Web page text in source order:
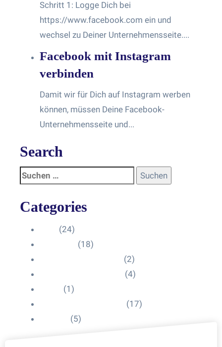
Schritt 1: Logge Dich bei
https://www.facebook.com ein und
wechsel zu Deiner Unternehmensseite....
Facebook mit Instagram
verbinden
Damit wir für Dich auf Instagram werben
können, müssen Deine Facebook-
Unternehmensseite und...
Search
Categories
(24)
(18)
(2)
(4)
(1)
(17)
(5)